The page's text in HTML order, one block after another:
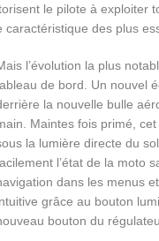
le pilote à exploiter
des plus
l’évolution la plus
de bord. Un nouvel
la nouvelle bulle
Maintes fois primé,
la lumière directe du
l’état de la moto
dans les menus
grâce au bouton
bouton du